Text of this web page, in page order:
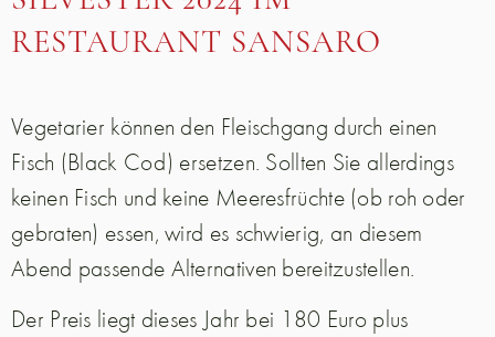
RESTAURANT SANSARO
Vegetarier können den Fleischgang durch einen
Fisch (Black Cod) ersetzen. Sollten Sie allerdings
keinen Fisch und keine Meeresfrüchte (ob roh oder
gebraten) essen, wird es schwierig, an diesem
Abend passende Alternativen bereitzustellen.
Der Preis liegt dieses Jahr bei 180 Euro plus